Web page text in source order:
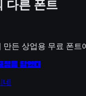
다른 폰트
만든 상업용 무료 폰트
정을 담았다